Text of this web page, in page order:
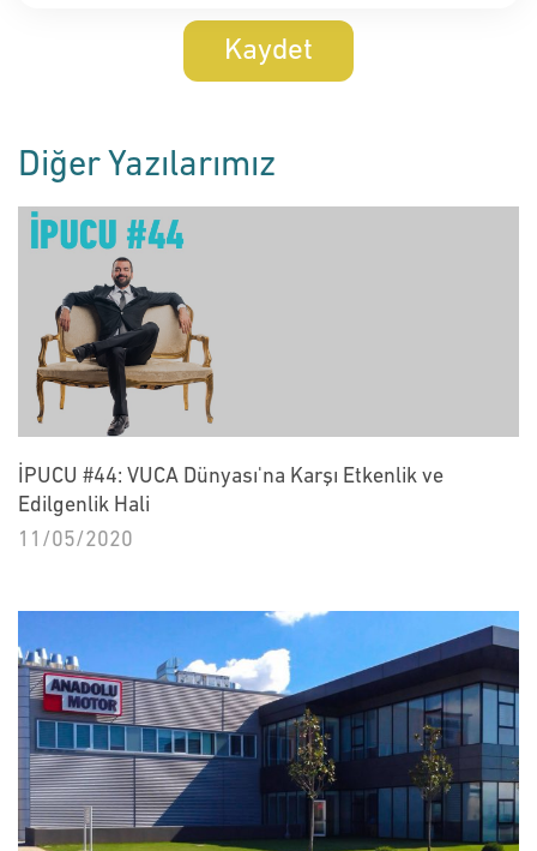
Kaydet
Diğer Yazılarımız
İPUCU #44: VUCA Dünyası'na Karşı Etkenlik ve
Edilgenlik Hali
11/05/2020